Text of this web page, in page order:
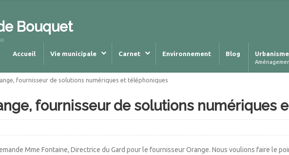
Bouquet
Accueil Vie municipale Carnet Environnement Blog Urbanisme
fournisseur de solutions numériques et téléphoniques
fournisseur de solutions numériques
Mme Fontaine, Directrice du Gard pour le fournisseur Orange. Nous voulions faire le